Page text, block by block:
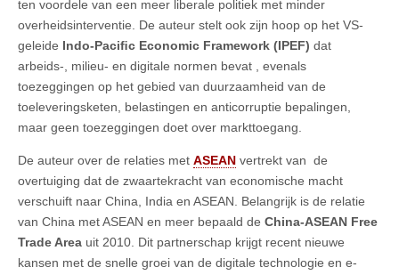
ten voordele van een meer liberale politiek met minder
overheidsinterventie. De auteur stelt ook zijn hoop op het VS-
geleide Indo-Paciﬁc Economic Framework (IPEF) dat
arbeids-, milieu- en digitale normen bevat , evenals
toezeggingen op het gebied van duurzaamheid van de
toeleveringsketen, belastingen en anticorruptie bepalingen,
maar geen toezeggingen doet over markttoegang.
De auteur over de relaties met ASEAN vertrekt van de
overtuiging dat de zwaartekracht van economische macht
verschuift naar China, India en ASEAN. Belangrijk is de relatie
van China met ASEAN en meer bepaald de China-ASEAN Free
Trade Area uit 2010. Dit partnerschap krijgt recent nieuwe
kansen met de snelle groei van de digitale technologie en e-